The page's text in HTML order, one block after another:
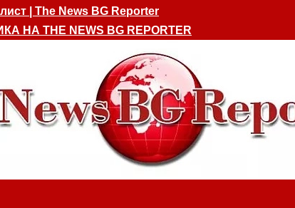
| The News BG Reporter
НА THE NEWS BG REPORTER